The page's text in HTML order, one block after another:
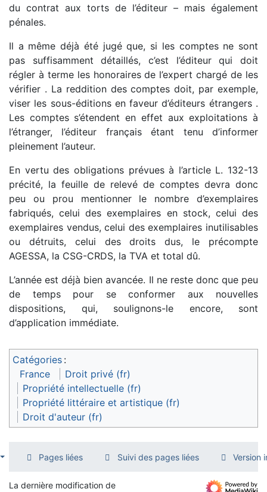
du contrat aux torts de l’éditeur – mais également
pénales.
Il a même déjà été jugé que, si les comptes ne sont
pas suffisamment détaillés, c’est l’éditeur qui doit
régler à terme les honoraires de l’expert chargé de les
vérifier . La reddition des comptes doit, par exemple,
viser les sous-éditions en faveur d’éditeurs étrangers .
Les comptes s’étendent en effet aux exploitations à
l’étranger, l’éditeur français étant tenu d’informer
pleinement l’auteur.
En vertu des obligations prévues à l’article L. 132-13
précité, la feuille de relevé de comptes devra donc
peu ou prou mentionner le nombre d’exemplaires
fabriqués, celui des exemplaires en stock, celui des
exemplaires vendus, celui des exemplaires inutilisables
ou détruits, celui des droits dus, le précompte
AGESSA, la CSG-CRDS, la TVA et total dû.
L’année est déjà bien avancée. Il ne reste donc que peu
de temps pour se conformer aux nouvelles
dispositions, qui, soulignons-le encore, sont
d’application immédiate.
Catégories :
France
Droit privé (fr)
Propriété intellectuelle (fr)
Propriété littéraire et artistique (fr)
Droit d'auteur (fr)
Pages liées Suivi des pages liées Version
La dernière modification de